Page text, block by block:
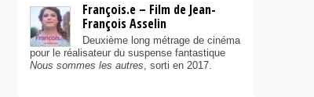
François.e – Film de Jean-
François Asselin
Deuxième long métrage de cinéma
pour le réalisateur du suspense fantastique
Nous sommes les autres, sorti en 2017.